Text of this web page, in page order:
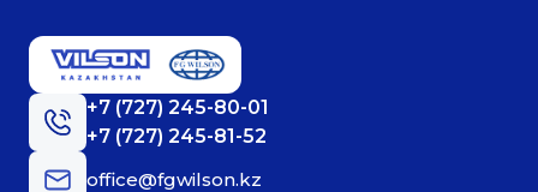
+7 (727) 245-80-01
+7 (727) 245-81-52
office@fgwilson.kz